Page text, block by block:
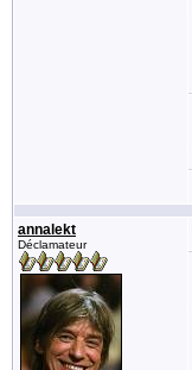
annalekt
Déclamateur